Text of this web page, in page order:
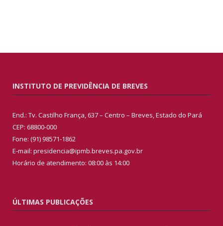
INSTITUTO DE PREVIDÊNCIA DE BREVES
End.: Tv. Castilho França, 637 – Centro – Breves, Estado do Pará
CEP: 68800-000
Fone: (91) 98571-1862
E-mail: presidencia@ipmb.breves.pa.gov.br
Horário de atendimento: 08:00 às 14:00
ÚLTIMAS PUBLICAÇÕES